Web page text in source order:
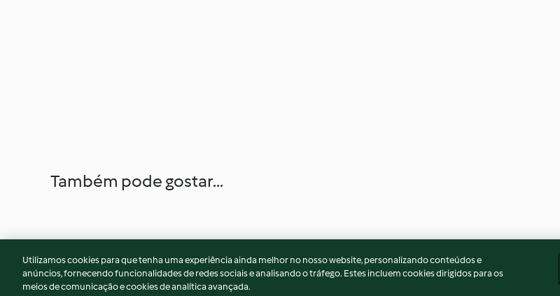
Também pode gostar...
Utilizamos cookies para que tenha uma experiência ainda melhor no nosso website, personalizando conteúdos e
anúncios, fornecendo funcionalidades de redes sociais e analisando o tráfego. Estes incluem cookies dirigidos para os
meios de comunicação e cookies de analítica avançada.